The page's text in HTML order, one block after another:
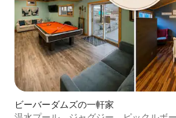
ビーバーダムズの一軒家